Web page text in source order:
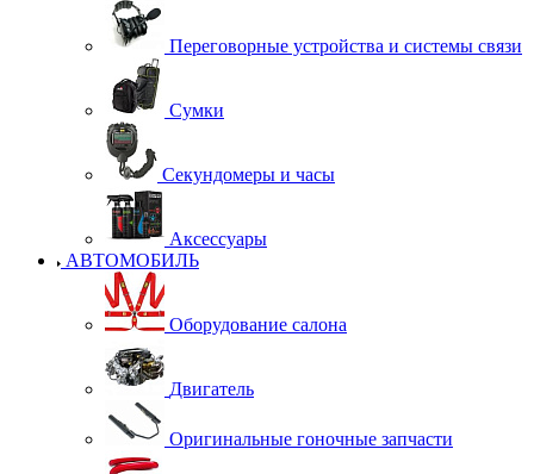
Переговорные устройства и системы связи
Сумки
Секундомеры и часы
Аксессуары
АВТОМОБИЛЬ
Оборудование салона
Двигатель
Оригинальные гоночные запчасти